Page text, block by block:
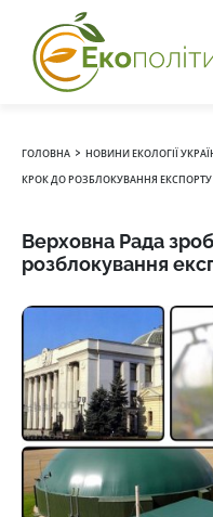
ГОЛОВНА › НОВИНИ ЕКОЛОГІЇ
КРОК ДО РОЗБЛОКУВАННЯ ЕКСПОРТУ
Верховна Рада
розблокування